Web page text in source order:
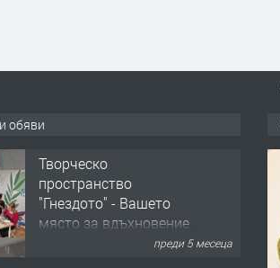
обяви
Творческо
пространство
"Гнездото" - Вашето
място за вдъхновение
преди 5 месеца